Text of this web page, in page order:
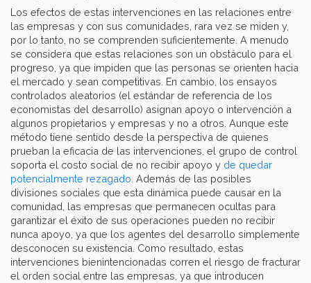
Los efectos de estas intervenciones en las relaciones entre
las empresas y con sus comunidades, rara vez se miden y,
por lo tanto, no se comprenden suficientemente. A menudo
se considera que estas relaciones son un obstáculo para el
progreso, ya que impiden que las personas se orienten hacia
el mercado y sean competitivas. En cambio, los ensayos
controlados aleatorios (el estándar de referencia de los
economistas del desarrollo) asignan apoyo o intervención a
algunos propietarios y empresas y no a otros. Aunque este
método tiene sentido desde la perspectiva de quienes
prueban la eficacia de las intervenciones, el grupo de control
soporta el costo social de no recibir apoyo y de quedar
potencialmente rezagado. Además de las posibles
divisiones sociales que esta dinámica puede causar en la
comunidad, las empresas que permanecen ocultas para
garantizar el éxito de sus operaciones pueden no recibir
nunca apoyo, ya que los agentes del desarrollo simplemente
desconocen su existencia. Como resultado, estas
intervenciones bienintencionadas corren el riesgo de fracturar
el orden social entre las empresas, ya que introducen